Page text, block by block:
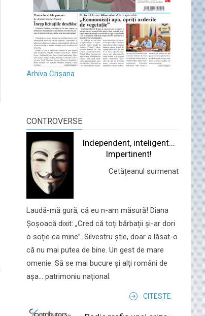
Arhiva Crișana
CONTROVERSE
Independent, inteligent...
Impertinent!
Cetățeanul surmenat
Laudă-mă gură, că eu n-am măsură! Diana
Șoșoacă dixit: „Cred că toți bărbații și-ar dori
o soție ca mine”. Silvestru știe, doar a lăsat-o
că nu mai putea de bine. Un gest de mare
omenie. Să se mai bucure și alți români de
așa... patrimoniu național.
CITESTE